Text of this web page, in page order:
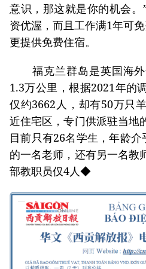
意识，那这就是你的机会
资优渥，而且工作满1年可
更提供免费住宿。
福克兰群岛是英国海外
1.3万公里，根据2021年的
仅约3662人，却有50万只
近住宅区，专门供派驻当地
目前只有26名学生，年龄
的一名老师，还有另一名教
部教职员仅4人◆